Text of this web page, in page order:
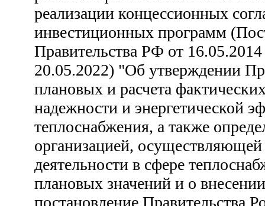
реализации концессионных
инвестиционных программ
Правительства РФ от
20.05.2022) "Об утверждении
плановых и расчета
надежности и энергетической
теплоснабжения, а также
организацией,
деятельности в сфере
плановых значений и о